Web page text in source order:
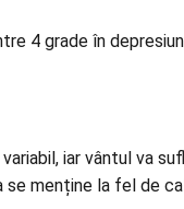
4 grade în
iar vântul va
menține la fel de